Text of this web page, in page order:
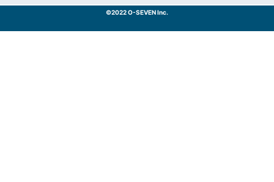
©2022 O-SEVEN Inc.